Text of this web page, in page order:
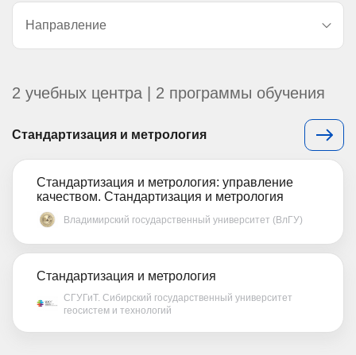
Направление
2 учебных центра | 2 программы обучения
Стандартизация и метрология
Стандартизация и метрология: управление
качеством. Стандартизация и метрология
Владимирский государственный университет (ВлГУ)
Стандартизация и метрология
СГУГиТ. Сибирский государственный университет
геосистем и технологий